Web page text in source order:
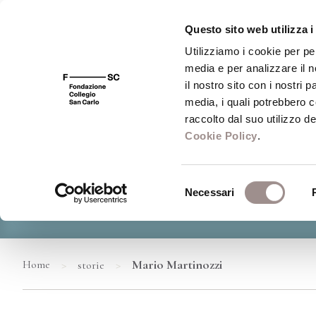
Questo sito web utilizza i
Utilizziamo i cookie per
media e per analizzare il
il nostro sito con i nostri
media, i quali potrebbero
raccolto dal suo utilizzo
Cookie Policy.
del
Necessari
Home > storie > Mario Martinozzi